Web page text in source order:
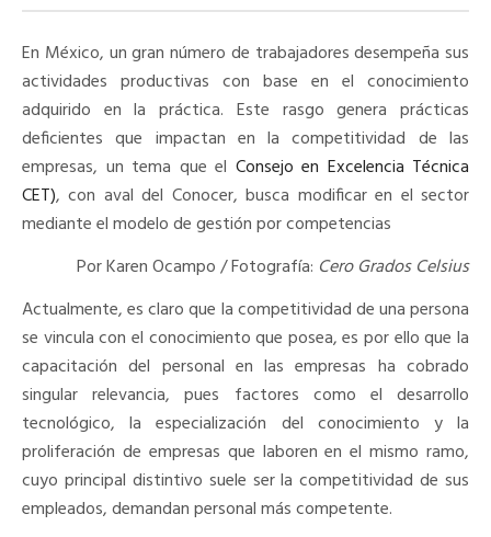
En México, un gran número de trabajadores desempeña sus
actividades productivas con base en el conocimiento
adquirido en la práctica. Este rasgo genera prácticas
deficientes que impactan en la competitividad de las
empresas, un tema que el Consejo en Excelencia Técnica
CET), con aval del Conocer, busca modificar en el sector
mediante el modelo de gestión por competencias
Por Karen Ocampo / Fotografía: Cero Grados Celsius
Actualmente, es claro que la competitividad de una persona
se vincula con el conocimiento que posea, es por ello que la
capacitación del personal en las empresas ha cobrado
singular relevancia, pues factores como el desarrollo
tecnológico, la especialización del conocimiento y la
proliferación de empresas que laboren en el mismo ramo,
cuyo principal distintivo suele ser la competitividad de sus
empleados, demandan personal más competente.